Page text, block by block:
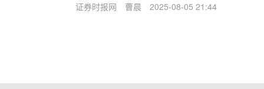
证券时报网 曹晨 2025-08-05 21:44